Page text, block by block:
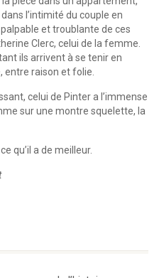
l’intimité du couple en
et troublante de ces
Clerc, celui de la femme.
ils arrivent à se tenir en
raison et folie.
celui de Pinter a l’immense
sur une montre squelette, la
qu’il a de meilleur.